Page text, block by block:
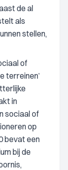
de al
als
stellen,
of
terreinen’
in
sociaal of
op
bevat een
bij de